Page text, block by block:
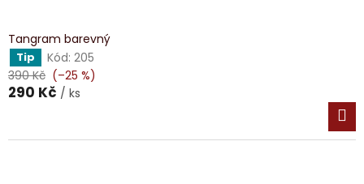
Tangram barevný
Tip Kód: 205
390 Kč (–25 %)
290 Kč / ks